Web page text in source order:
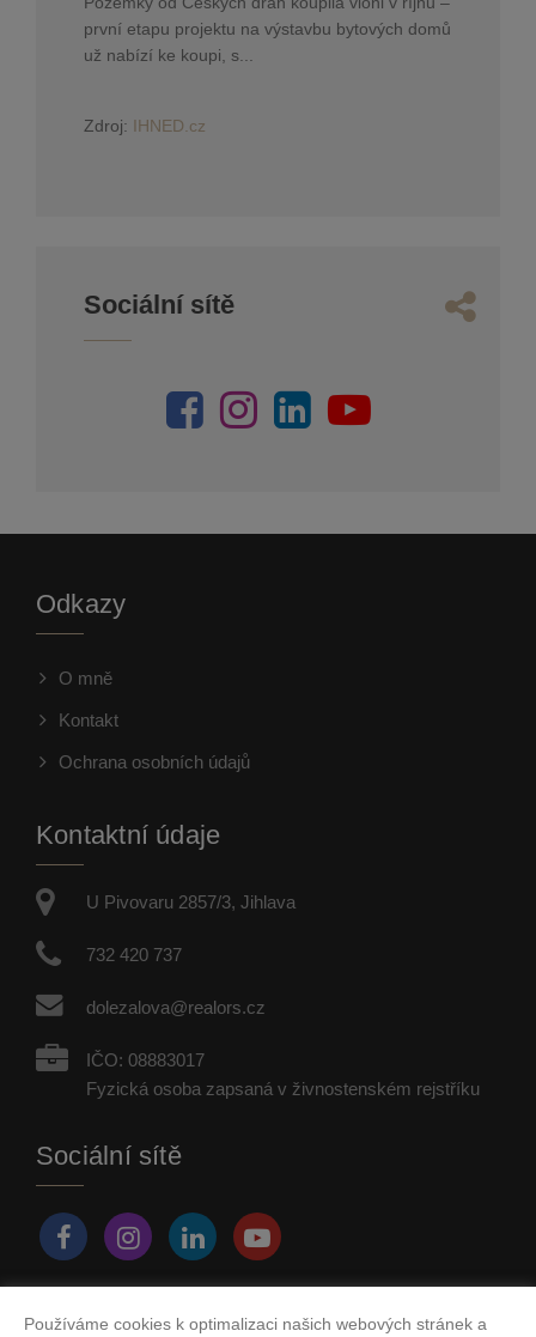
první etapu projektu na výstavbu bytových domů
už nabízí ke koupi, s...
Zdroj: IHNED.cz
Sociální sítě
Odkazy
O mně
Kontakt
Ochrana osobních údajů
Kontaktní údaje
U Pivovaru 2857/3, Jihlava
732 420 737
dolezalova@realors.cz
IČO: 08883017
Fyzická osoba zapsaná v živnostenském rejstříku
Sociální sítě
Používáme cookies k optimalizaci našich webových stránek a